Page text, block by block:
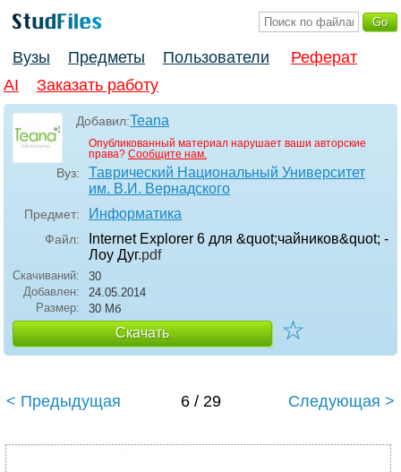
Вузы Предметы Пользователи
Реферат
AI
Заказать работу
Добавил:Teana
Опубликованный материал нарушает ваши авторские
права? Сообщите нам.
Вуз:
Таврический Национальный Университет
им. В.И. Вернадского
Предмет: Информатика
Файл:
Internet Explorer 6 для &quot;чайников&quot; -
Лоу Дуг.pdf
Скачиваний:
30
Добавлен:
24.05.2014
Размер:
30 Мб
Скачать ☆
< Предыдущая 6 / 29 Следующая >